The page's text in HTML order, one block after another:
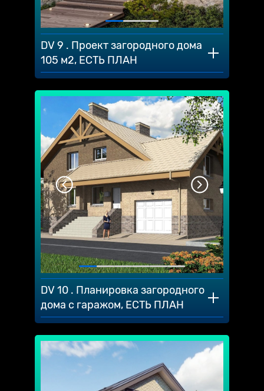
DV 9 . Проект загородного дома
105 м2, ЕСТЬ ПЛАН
DV 10 . Планировка загородного
дома с гаражом, ЕСТЬ ПЛАН